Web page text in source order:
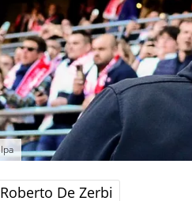
Ipa
Roberto De Zerbi